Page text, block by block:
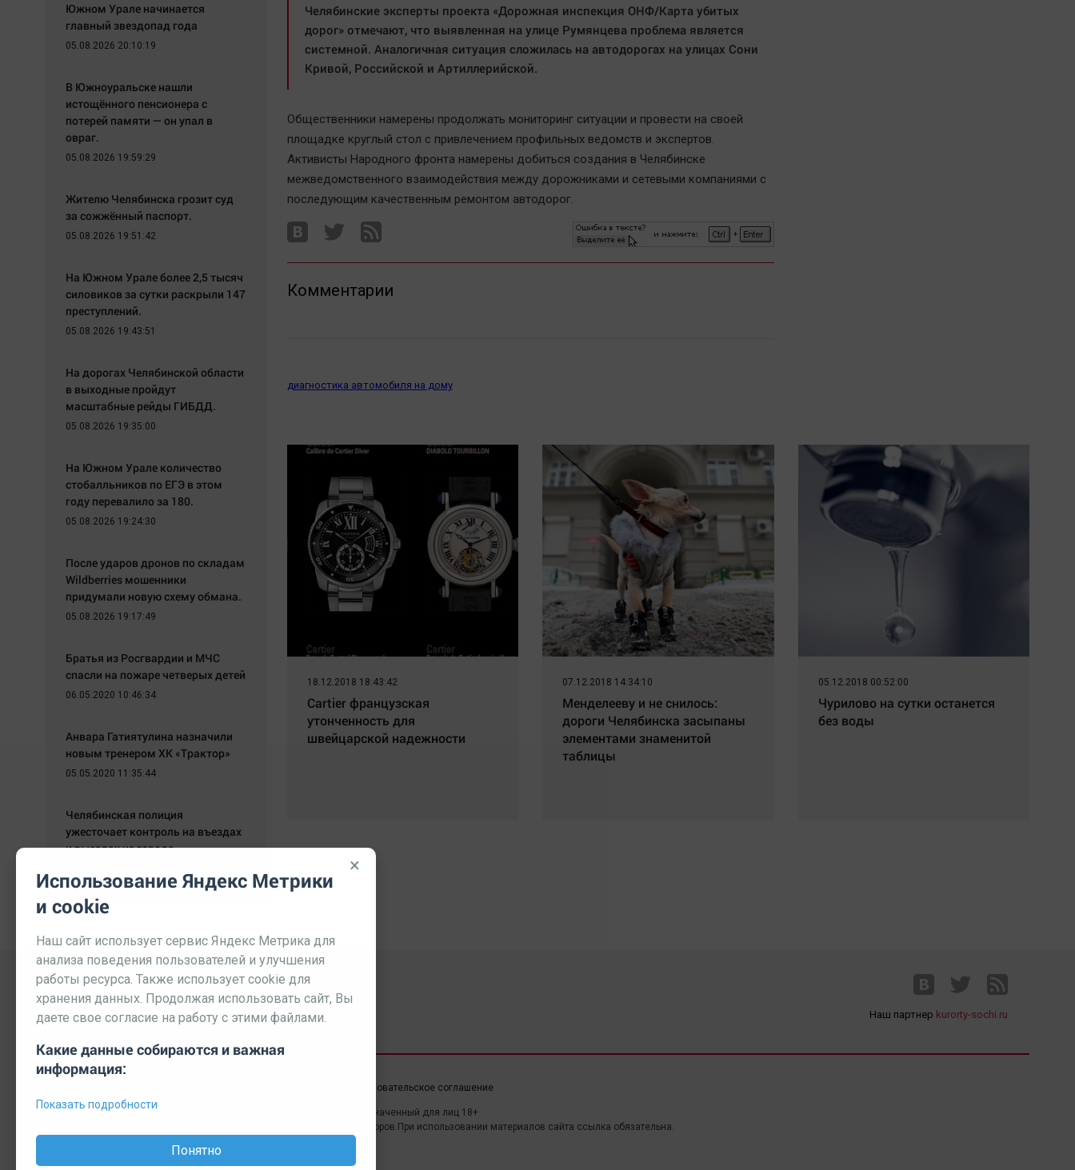
Челябинские эксперты проекта «Дорожная инспекция ОНФ/Карта убитых
дорог» отмечают, что выявленная на улице Румянцева проблема является
системной. Аналогичная ситуация сложилась на автодорогах на улицах Сони
Кривой, Российской и Артиллерийской.
Общественники намерены продолжать мониторинг ситуации и провести на своей
площадке круглый стол с привлечением профильных ведомств и экспертов.
Активисты Народного фронта намерены добиться создания в Челябинске
межведомственного взаимодействия между дорожниками и сетевыми компаниями с
последующим качественным ремонтом автодорог.
Комментарии
диагностика автомобиля на дому
18.12.2018 18:43:42
Cartier французская
утонченность для
швейцарской надежности
07.12.2018 14:34:10
Менделееву и не снилось:
дороги Челябинска засыпаны
элементами знаменитой
таблицы
05.12.2018 00:52:00
Чурилово на сутки останется
без воды
Южном Урале начинается
главный звездопад года
05.08.2026 20:10:19
В Южноуральске нашли
истощённого пенсионера с
потерей памяти — он упал в
овраг.
05.08.2026 19:59:29
Жителю Челябинска грозит суд
за сожжённый паспорт.
05.08.2026 19:51:42
На Южном Урале более 2,5 тысяч
силовиков за сутки раскрыли 147
преступлений.
05.08.2026 19:43:51
На дорогах Челябинской области
в выходные пройдут
масштабные рейды ГИБДД.
05.08.2026 19:35:00
На Южном Урале количество
стобалльников по ЕГЭ в этом
году перевалило за 180.
05.08.2026 19:24:30
После ударов дронов по складам
Wildberries мошенники
придумали новую схему обмана.
05.08.2026 19:17:49
Братья из Росгвардии и МЧС
спасли на пожаре четверых детей
06.05.2020 10:46:34
Анвара Гатиятулина назначили
новым тренером ХК «Трактор»
05.05.2020 11:35:44
Челябинская полиция
ужесточает контроль на въездах
и выездах из города
Наш партнер kurorty-sochi.ru
Пользовательское соглашение
© 2026 МЕДИАЗАВОД — Сайт может содержать контент, предназначенный для лиц 18+
Мнение редакции может не совпадать с мнением отдельных авторов.При использовании материалов сайта ссылка обязательна.
×
Использование Яндекс Метрики
и cookie
Наш сайт использует сервис Яндекс Метрика для
анализа поведения пользователей и улучшения
работы ресурса. Также использует cookie для
хранения данных. Продолжая использовать сайт, Вы
даете свое согласие на работу с этими файлами.
Какие данные собираются и важная
информация:
Показать подробности
Понятно